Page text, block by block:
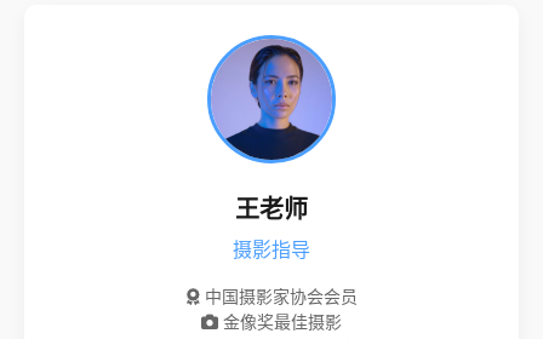
王老师
摄影指导
中国摄影家协会会员
金像奖最佳摄影